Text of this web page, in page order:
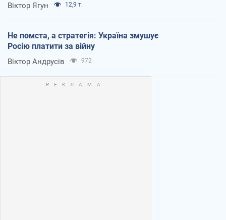
Віктор Ягун 12,9 т.
Не помста, а стратегія: Україна змушує
Росію платити за війну
Віктор Андрусів 972